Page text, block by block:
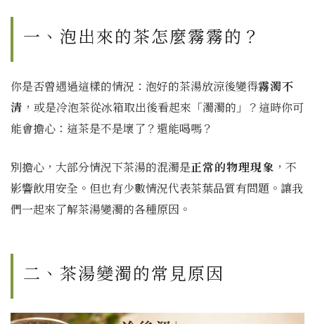
一、泡出來的茶怎麼霧霧的？
你是否曾遇過這樣的情況：泡好的茶湯放涼後變得霧濁不
清 ，或是冷泡茶從冰箱取出後看起來「濁濁的」？這時你可
能會擔心：這茶是不是壞了？還能喝嗎？
別擔心，大部分情況下茶湯的混濁是正常的物理現象 ，不
影響飲用安全。但也有少數情況代表茶葉品質有問題。讓我
們一起來了解茶湯變濁的各種原因。
二、茶湯變濁的常見原因